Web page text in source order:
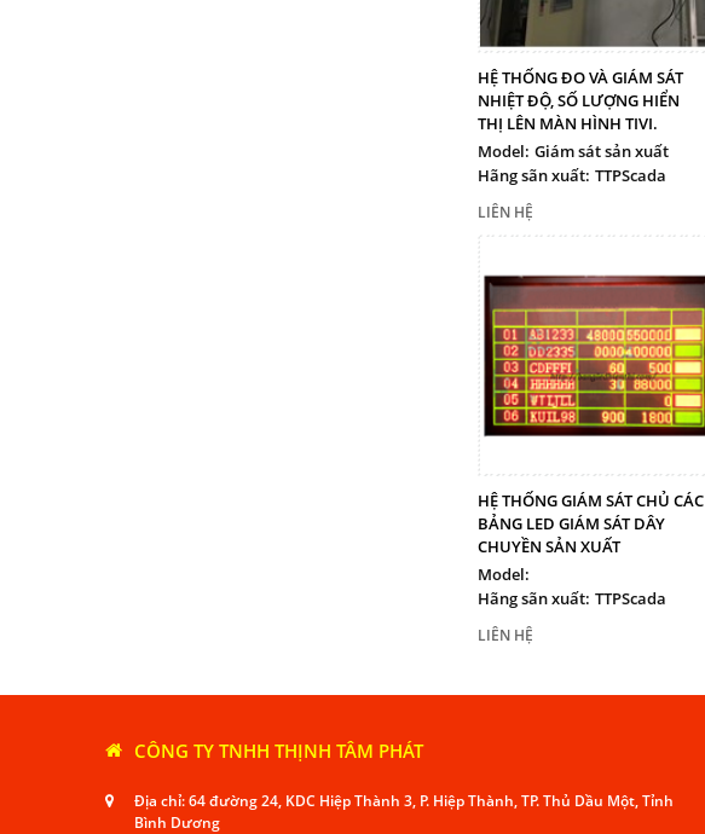
HỆ THỐNG ĐO VÀ GIÁM SÁT
NHIỆT ĐỘ, SỐ LƯỢNG HIỂN
THỊ LÊN MÀN HÌNH TIVI.
Model: Giám sát sản xuất
Hãng sãn xuất: TTPScada
LIÊN HỆ
HỆ THỐNG GIÁM SÁT CHỦ CÁC
BẢNG LED GIÁM SÁT DÂY
CHUYỀN SẢN XUẤT
Model:
Hãng sãn xuất: TTPScada
LIÊN HỆ
CÔNG TY TNHH THỊNH TÂM PHÁT
Địa chỉ: 64 đường 24, KDC Hiệp Thành 3, P. Hiệp Thành, TP. Thủ Dầu Một, Tỉnh
Bình Dương